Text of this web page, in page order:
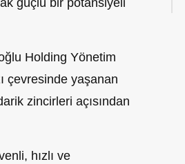
güçlü bir potansiyeli
Holding Yönetim
çevresinde yaşanan
zincirleri açısından
hızlı ve